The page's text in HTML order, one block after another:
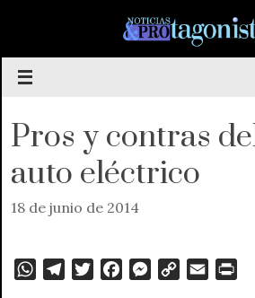
contenido
Pros y contras
auto eléctrico
18 de junio de 2014
W
M